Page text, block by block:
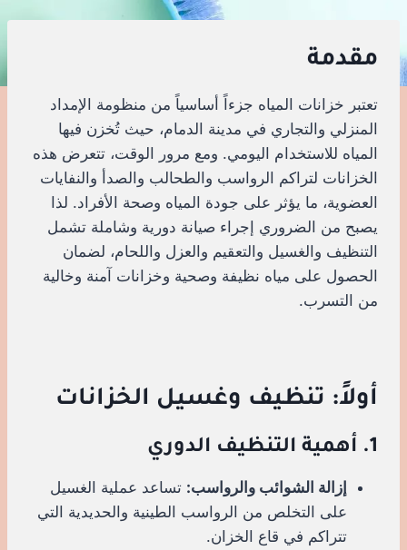
مقدمة
تعتبر خزانات المياه جزءاً أساسياً من منظومة الإمداد
المنزلي والتجاري في مدينة الدمام، حيث تُخزن فيها
المياه للاستخدام اليومي. ومع مرور الوقت، تتعرض هذه
الخزانات لتراكم الرواسب والطحالب والصدأ والنفايات
العضوية، ما يؤثر على جودة المياه وصحة الأفراد. لذا
يصبح من الضروري إجراء صيانة دورية وشاملة تشمل
التنظيف والغسيل والتعقيم والعزل واللحام، لضمان
الحصول على مياه نظيفة وصحية وخزانات آمنة وخالية
من التسرب.
أولاً: تنظيف وغسيل الخزانات
1. أهمية التنظيف الدوري
إزالة الشوائب والرواسب: تساعد عملية الغسيل
على التخلص من الرواسب الطينية والحديدية التي
تتراكم في قاع الخزان.